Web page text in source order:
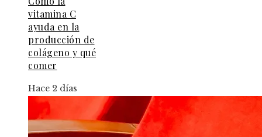
vitamina C
ayuda en la
producción de
colágeno y qué
comer
Hace 2 días